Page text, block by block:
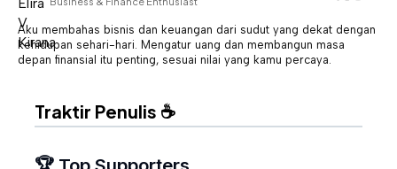
Aku membahas bisnis dan keuangan dari sudut yang dekat dengan
kehidupan sehari-hari. Mengatur uang dan membangun masa
depan finansial itu penting, sesuai nilai yang kamu percaya.
Traktir Penulis ☕